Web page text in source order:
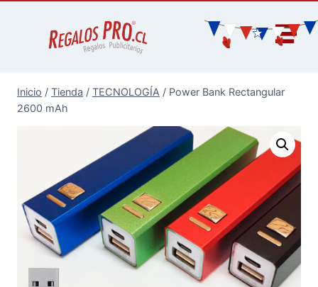
Inicio / Tienda / TECNOLOGÍA / Power Bank Rectangular
2600 mAh